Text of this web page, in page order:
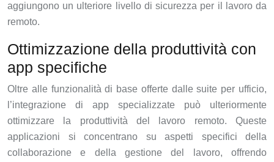
aggiungono un ulteriore livello di sicurezza per il lavoro da
remoto.
Ottimizzazione della produttività con
app specifiche
Oltre alle funzionalità di base offerte dalle suite per ufficio,
l’integrazione di app specializzate può ulteriormente
ottimizzare la produttività del lavoro remoto. Queste
applicazioni si concentrano su aspetti specifici della
collaborazione e della gestione del lavoro, offrendo